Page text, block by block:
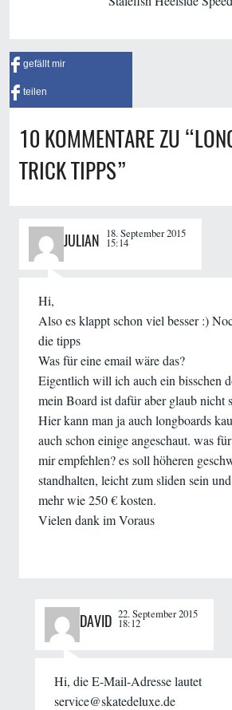
gefällt mir
teilen
10 KOMMENTARE ZU “
TRICK TIPPS”
JULIAN 18. September 2015
15:14
Hi,
Also es klappt schon viel besser :)
die tipps
Was für eine email wäre das?
Eigentlich will ich auch ein bisschen
mein Board ist dafür aber glaub nicht
Hier kann man ja auch longboards
auch schon einige angeschaut. was
mir empfehlen? es soll höheren
standhalten, leicht zum sliden sein
mehr wie 250 € kosten.
Vielen dank im Voraus
DAVID 22. September 2015
18:12
Hi, die E-Mail-Adresse lautet
service@skatedeluxe.de